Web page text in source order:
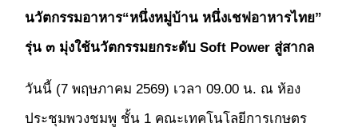
นวัตกรรมอาหาร“หนึ่งหมู่บ้าน หนึ่งเชฟอาหารไทย”
รุ่น ๓ มุ่งใช้นวัตกรรมยกระดับ Soft Power สู่สากล
วันนี้ (7 พฤษภาคม 2569) เวลา 09.00 น. ณ ห้อง
ประชุมพวงชมพู ชั้น 1 คณะเทคโนโลยีการเกษตร